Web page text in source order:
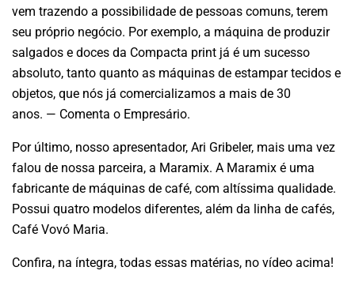
vem trazendo a possibilidade de pessoas comuns, terem
seu próprio negócio. Por exemplo, a máquina de produzir
salgados e doces da Compacta print já é um sucesso
absoluto, tanto quanto as máquinas de estampar tecidos e
objetos, que nós já comercializamos a mais de 30
anos. — Comenta o Empresário.
Por último, nosso apresentador, Ari Gribeler, mais uma vez
falou de nossa parceira, a Maramix. A Maramix é uma
fabricante de máquinas de café, com altíssima qualidade.
Possui quatro modelos diferentes, além da linha de cafés,
Café Vovó Maria.
Confira, na íntegra, todas essas matérias, no vídeo acima!